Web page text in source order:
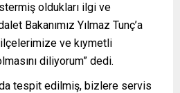
oldukları ilgi ve
Bakanımız Yılmaz Tunç’a
ve kıymetli
diliyorum” dedi.
tespit edilmiş, bizlere servis